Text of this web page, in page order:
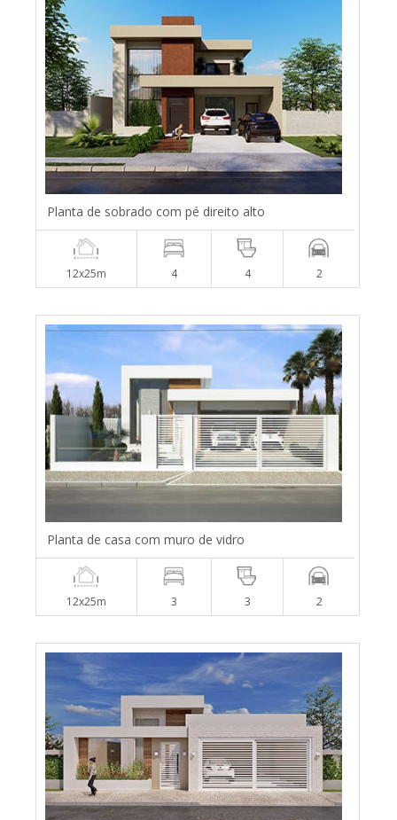
Planta de sobrado com pé direito alto
12x25m 4 4 2
Planta de casa com muro de vidro
12x25m 3 3 2